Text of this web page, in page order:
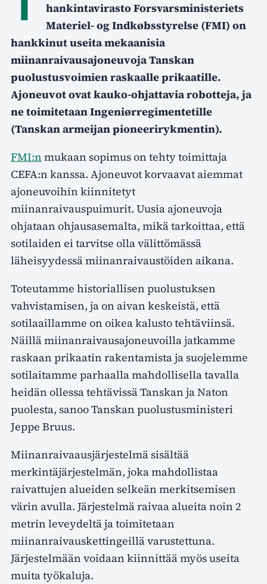
hankintavirasto Forsvarsministeriets
Materiel- og Indkøbsstyrelse (FMI) on
hankkinut useita mekaanisia
miinanraivausajoneuvoja Tanskan
puolustusvoimien raskaalle prikaatille.
Ajoneuvot ovat kauko-ohjattavia robotteja, ja
ne toimitetaan Ingeniørregimentetille
(Tanskan armeijan pioneerirykmentin).
FMI:n mukaan sopimus on tehty toimittaja
CEFA:n kanssa. Ajoneuvot korvaavat aiemmat
ajoneuvoihin kiinnitetyt
miinanraivauspuimurit. Uusia ajoneuvoja
ohjataan ohjausasemalta, mikä tarkoittaa, että
sotilaiden ei tarvitse olla välittömässä
läheisyydessä miinanraivaustöiden aikana.
Toteutamme historiallisen puolustuksen
vahvistamisen, ja on aivan keskeistä, että
sotilaaillamme on oikea kalusto tehtäviinsä.
Näillä miinanraivausajoneuvoilla jatkamme
raskaan prikaatin rakentamista ja suojelemme
sotilaitamme parhaalla mahdollisella tavalla
heidän ollessa tehtävissä Tanskan ja Naton
puolesta, sanoo Tanskan puolustusministeri
Jeppe Bruus.
Miinanraivaausjärjestelmä sisältää
merkintäjärjestelmän, joka mahdollistaa
raivattujen alueiden selkeän merkitsemisen
värin avulla. Järjestelmä raivaa alueita noin 2
metrin leveydeltä ja toimitetaan
miinanraivauskettingeillä varustettuna.
Järjestelmään voidaan kiinnittää myös useita
muita työkaluja.